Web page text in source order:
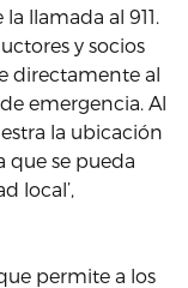
llamada al 911.
y socios
directamente al
emergencia. Al
la ubicación
que se pueda
local’,
permite a los